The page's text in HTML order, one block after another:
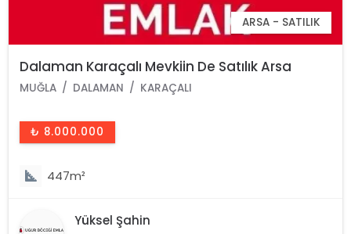
ARSA - SATILIK
Dalaman Karaçalı Mevkiin De Satılık Arsa
MUĞLA DALAMAN KARAÇALI
₺ 8.000.000
447m²
Yüksel Şahin